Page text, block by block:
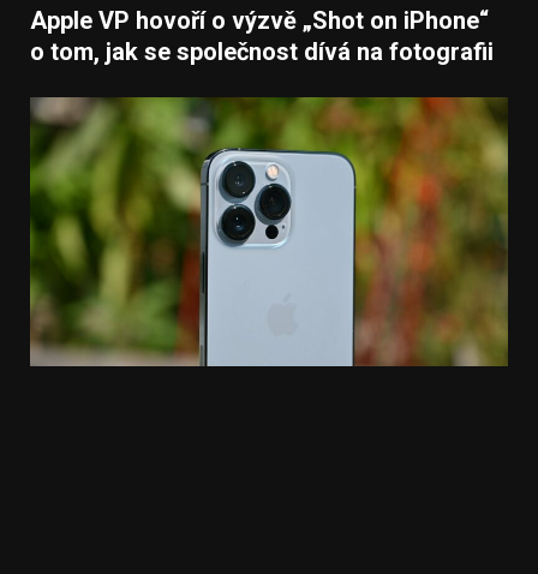
Apple VP hovoří o výzvě „Shot on iPhone“
o tom, jak se společnost dívá na fotografii